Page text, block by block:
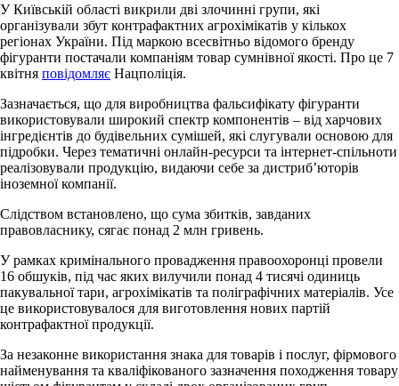
У Київській області викрили дві злочинні групи, які
організували збут контрафактних агрохімікатів у кількох
регіонах України. Під маркою всесвітньо відомого бренду
фігуранти постачали компаніям товар сумнівної якості. Про це 7
квітня повідомляє Нацполіція.
Зазначається, що для виробництва фальсифікату фігуранти
використовували широкий спектр компонентів – від харчових
інгредієнтів до будівельних сумішей, які слугували основою для
підробки. Через тематичні онлайн-ресурси та інтернет-спільноти
реалізовували продукцію, видаючи себе за дистриб’юторів
іноземної компанії.
Слідством встановлено, що сума збитків, завданих
правовласнику, сягає понад 2 млн гривень.
У рамках кримінального провадження правоохоронці провели
16 обшуків, під час яких вилучили понад 4 тисячі одиниць
пакувальної тари, агрохімікатів та поліграфічних матеріалів. Усе
це використовувалося для виготовлення нових партій
контрафактної продукції.
За незаконне використання знака для товарів і послуг, фірмового
найменування та кваліфікованого зазначення походження товару